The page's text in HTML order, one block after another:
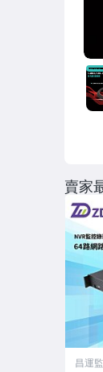
賣家
昌運